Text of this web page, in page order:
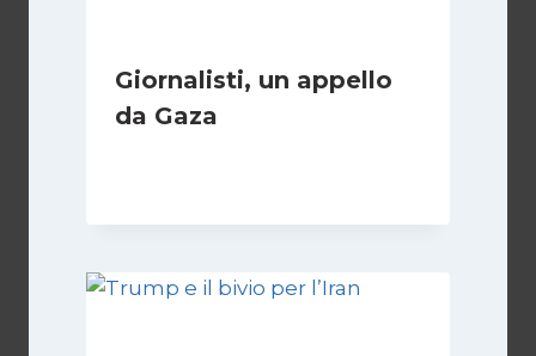
Giornalisti, un appello
da Gaza